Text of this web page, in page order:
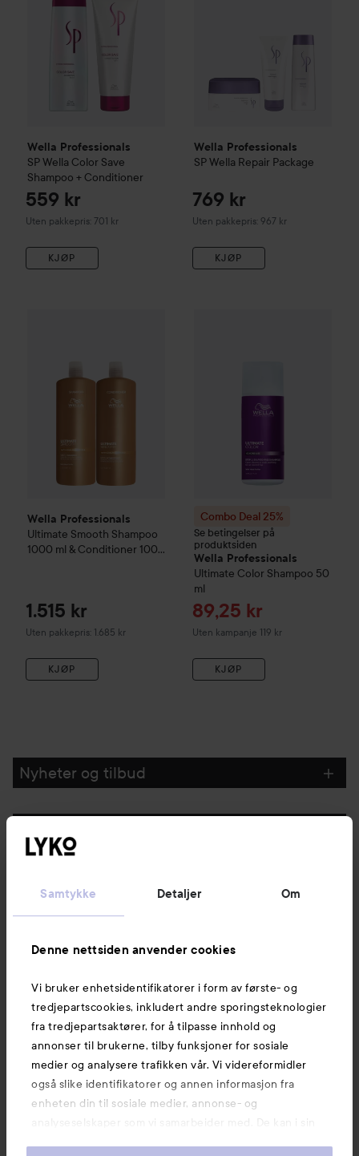
Samtykke Detaljer Om
Denne nettsiden anvender cookies
Vi bruker enhetsidentifikatorer i form av første- og
tredjepartscookies, inkludert andre sporingsteknologier
fra tredjepartsaktører, for å tilpasse innhold og
annonser til brukerne, tilby funksjoner for sosiale
medier og analysere trafikken vår. Vi videreformidler
også slike identifikatorer og annen informasjon fra
enheten din til sosiale medier, annonse- og
analyseselskaper som vi samarbeider med. De kan i sin
Wella Professionals
SPWella Color Save
Shampoo + Conditioner
559 kr
Uten pakkepris: 701 kr
KJØP
Wella Professionals
SPWella Repair Package
769 kr
Uten pakkepris: 967 kr
KJØP
Wella Professionals
Ultimate Smooth Shampoo
1000 ml & Conditioner 1000
1.515 kr
Uten pakkepris: 1.685 kr
KJØP
Combo Deal 25%
Se betingelser på
produktsiden
Wella Professionals
Ultimate Color Shampoo 50
ml
Tilbudspris
89,25 kr
Uten kampanje 119 kr
KJØP
Nyheter og tilbud
Kundeservice
Informasjon
Også av interesse